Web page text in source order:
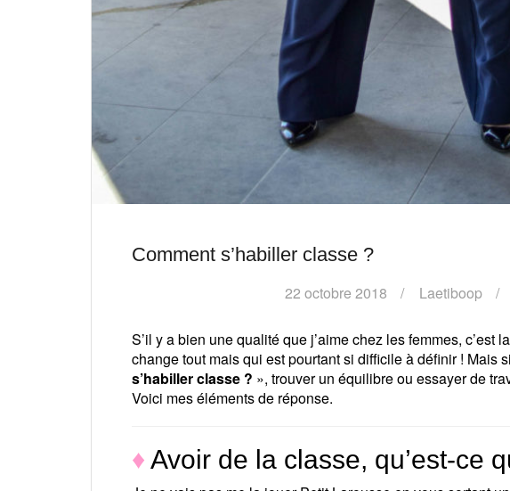
Comment s’habiller classe ?
22 octobre 2018 Laetiboop
S’il y a bien une qualité que j’aime chez les femmes, c’est
change tout mais qui est pourtant si difficile à définir ! Mais
s’habiller classe ? », trouver un équilibre ou essayer de
Voici mes éléments de réponse.
♦ Avoir de la classe, qu’est-ce